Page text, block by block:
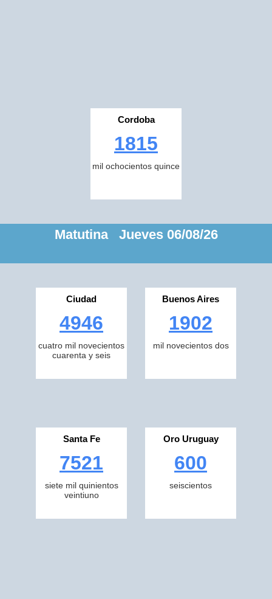
Cordoba
1815
mil ochocientos quince
Matutina Jueves 06/08/26
Ciudad
4946
cuatro mil novecientos
cuarenta y seis
Buenos Aires
1902
mil novecientos dos
Santa Fe
7521
siete mil quinientos
veintiuno
Oro Uruguay
600
seiscientos